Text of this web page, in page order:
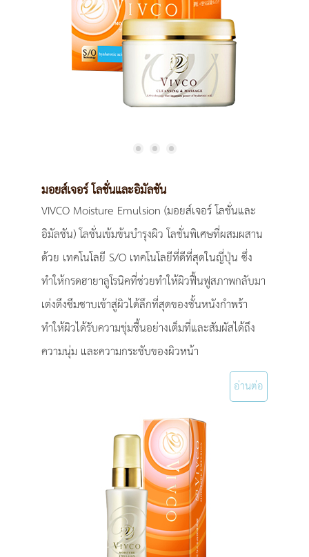
มอยส์เจอร์ โลชั่นและอิมัลชัน
VIVCO Moisture Emulsion (มอยส์เจอร์ โลชั่นและ
อิมัลชัน) โลชั่นเข้มข้นบำรุงผิว โลชั่นพิเศษที่ผสมผสาน
ด้วย เทคโนโลยี S/O เทคโนโลยีที่ดีที่สุดในญี่ปุ่น ซึ่ง
ทำให้กรดฮายาลูโรนิคที่ช่วยทำให้ผิวฟื้นฟูสภาพกลับมา
เต่งตึงซึมซาบเข้าสู่ผิวได้ลึกที่สุดของชั้นหนังกำพร้า
ทำให้ผิวได้รับความชุ่มชื้นอย่างเต็มที่และสัมผัสได้ถึง
ความนุ่ม และความกระชับของผิวหน้า
อ่านต่อ